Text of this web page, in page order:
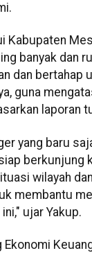
Kabupaten
banyak dan
dan bertahap
guna
laporan
yang baru
berkunjung
wilayah
membantu
ujar Yakup.